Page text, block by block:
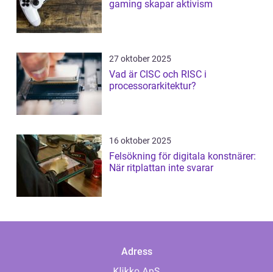
gaming skapar aktivism
27 oktober 2025
Vad är CISC och RISC i
processorarkitektur?
16 oktober 2025
Felsökning för digitala konstnärer:
När ritplattan inte svarar
Adress